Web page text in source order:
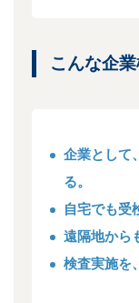
こんな企
企業として
る。
自宅でも受
遠隔地から
検査実施を